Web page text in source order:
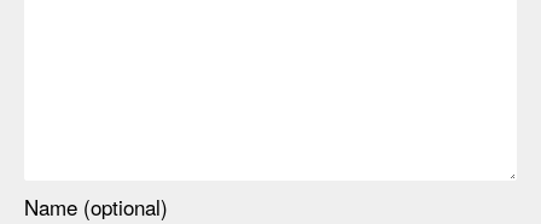
Name (optional)